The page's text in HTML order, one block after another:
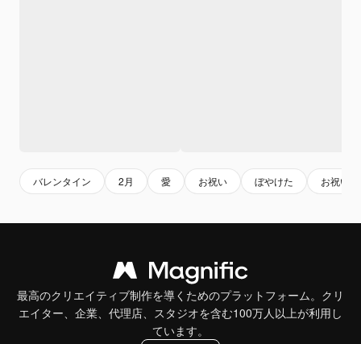
バレンタイン 2月 愛 お祝い ぼやけた お祝い
最高のクリエイティブ制作を導くためのプラットフォーム。クリ
エイター、企業、代理店、スタジオを含む100万人以上が利用し
ています。